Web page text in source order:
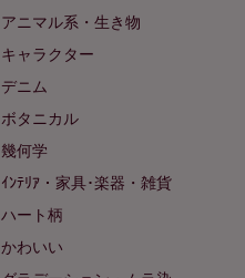
アニマル系・生き物
キャラクター
デニム
ボタニカル
幾何学
ｲﾝﾃﾘｱ・家具･楽器・雑貨
ハート柄
かわいい